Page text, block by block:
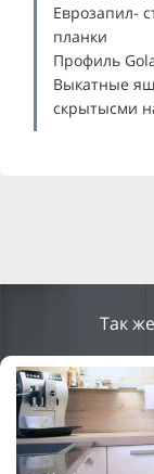
Еврозапил-
планки
Профиль
Выкатные
скрытысми
Так